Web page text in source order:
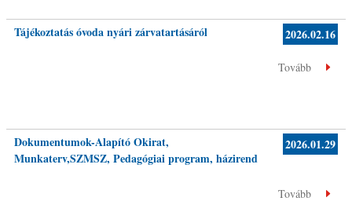
Tájékoztatás óvoda nyári zárvatartásáról 2026.02.16
Tovább
Dokumentumok-Alapító Okirat,
Munkaterv,SZMSZ, Pedagógiai program, házirend
2026.01.29
Tovább